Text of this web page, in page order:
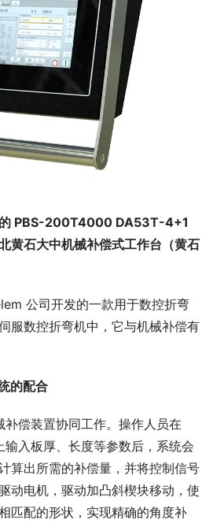
的 PBS-200T4000 DA53T-4+1
黄石大中机械补偿式工作台（黄石
公司开发的一款用于数控折弯
服数控折弯机中，它与机械补偿有
的配合
偿装置协同工作。操作人员在
入板厚、长度等参数后，系统会
算出所需的补偿量，并将控制信号
动电机，驱动加凸斜楔块移动，使
匹配的形状，实现精确的角度补